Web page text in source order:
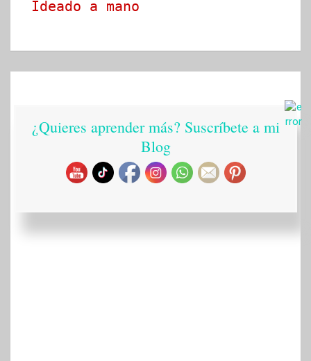
Ideado a mano
¿Quieres aprender más? Suscríbete a mi
Blog